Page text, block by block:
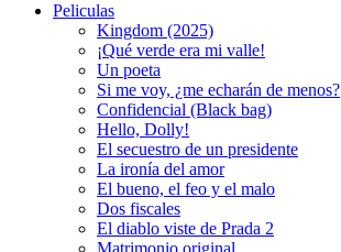
Peliculas
Kingdom (2025)
¡Qué verde era mi valle!
Un poeta
Si me voy, ¿me echarán de menos?
Confidencial (Black bag)
Hello, Dolly!
El secuestro de un presidente
La ironía del amor
El bueno, el feo y el malo
Dos fiscales
El diablo viste de Prada 2